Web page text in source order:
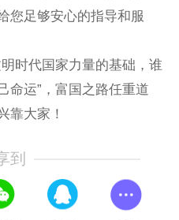
您足够安心的指导和服
时代国家力量的基础，谁
命运”，富国之路任重道
靠大家！
到